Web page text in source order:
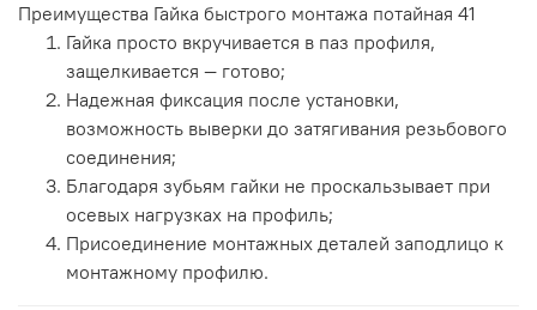
Преимущества Гайка быстрого монтажа потайная 41
Гайка просто вкручивается в паз профиля,
защелкивается — готово;
Надежная фиксация после установки,
возможность выверки до затягивания резьбового
соединения;
Благодаря зубьям гайки не проскальзывает при
осевых нагрузках на профиль;
Присоединение монтажных деталей заподлицо к
монтажному профилю.